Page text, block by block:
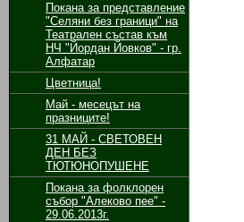
Покана за представление
"Селяни без граници" на
Театрален състав към
НЧ "Йордан Йовков" - гр.
Алфатар
Цветница!
Май - месецът на
празниците!
31 МАЙ - СВЕТОВЕН
ДЕН БЕЗ
ТЮТЮНОПУШЕНЕ
Покана за фолклорен
събор "Алеково пее" -
29.06.2013г.